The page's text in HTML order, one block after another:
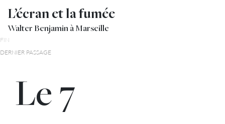
L’écran et la fumée
Walter Benjamin à Marseille
FIN
DERNIER PASSAGE
Le 7